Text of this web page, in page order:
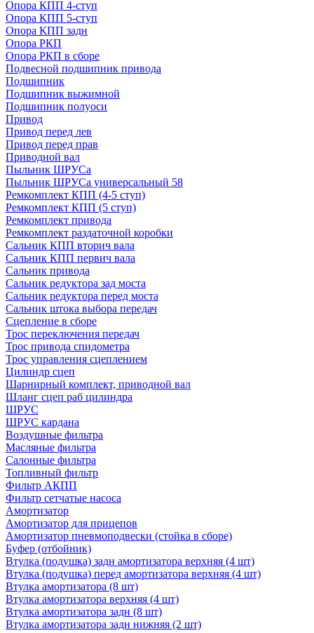
Опора КПП 4-ступ
Опора КПП 5-ступ
Опора КПП задн
Опора РКП
Опора РКП в сборе
Подвесной подшипник привода
Подшипник
Подшипник выжимной
Подшипник полуоси
Привод
Привод перед лев
Привод перед прав
Приводной вал
Пыльник ШРУСа
Пыльник ШРУСа универсальный 58
Ремкомплект КПП (4-5 ступ)
Ремкомплект КПП (5 ступ)
Ремкомплект привода
Ремкомплект раздаточной коробки
Сальник КПП вторич вала
Сальник КПП первич вала
Сальник привода
Сальник редуктора зад моста
Сальник редуктора перед моста
Сальник штока выбора передач
Сцепление в сборе
Трос переключения передач
Трос привода спидометра
Трос управления сцеплением
Цилиндр сцеп
Шарнирный комплект, приводной вал
Шланг сцеп раб цилиндра
ШРУС
ШРУС кардана
Воздушные фильтра
Масляные фильтра
Салонные фильтра
Топливный фильтр
Фильтр АКПП
Фильтр сетчатые насоса
Амортизатор
Амортизатор для прицепов
Амортизатор пневмоподвески (стойка в сборе)
Буфер (отбойник)
Втулка (подушка) задн амортизатора верхняя (4 шт)
Втулка (подушка) перед амортизатора верхняя (4 шт)
Втулка амортизатора (8 шт)
Втулка амортизатора верхняя (4 шт)
Втулка амортизатора задн (8 шт)
Втулка амортизатора задн нижняя (2 шт)